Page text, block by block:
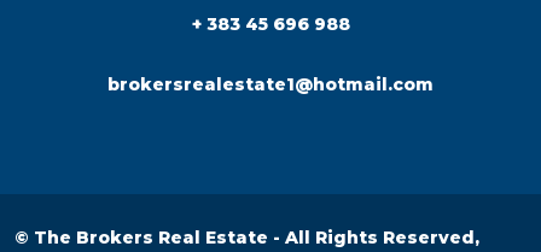
+ 383 45 696 988
brokersrealestate1@hotmail.com
© The Brokers Real Estate - All Rights Reserved,